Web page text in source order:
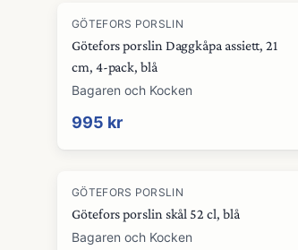
GÖTEFORS PORSLIN
Götefors porslin Daggkåpa assiett, 21
cm, 4-pack, blå
Bagaren och Kocken
995 kr
GÖTEFORS PORSLIN
Götefors porslin skål 52 cl, blå
Bagaren och Kocken